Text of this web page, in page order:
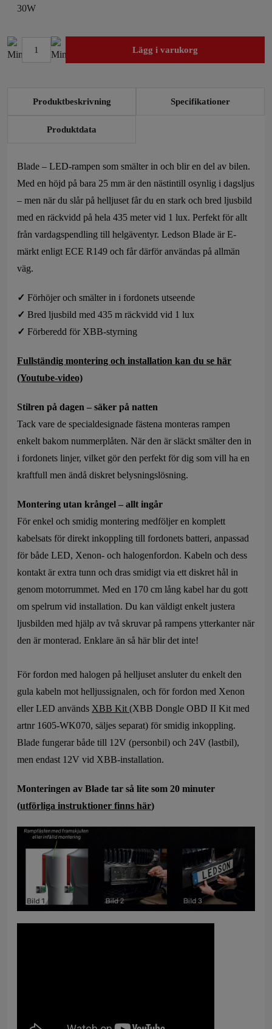
Blade
Lägg i varukorg
Produktbeskrivning Specifikationer
Produktdata
Blade – LED-rampen som smälter in och blir en del av bilen.
Med en höjd på bara 25 mm är den nästintill osynlig i dagsljus
– men när du slår på helljuset får du en stark och bred ljusbild
med en räckvidd på hela 435 meter vid 1 lux. Perfekt för allt
från vardagspendling till helgäventyr. Ledson Blade är E-
märkt enligt ECE R149 och får därför användas på allmän
väg.
✓ Förhöjer och smälter in i fordonets utseende
✓ Bred ljusbild med 435 m räckvidd vid 1 lux
✓ Förberedd för XBB-styrning
Fullständig montering och installation kan du se här
(Youtube-video)
Stilren på dagen – säker på natten
Tack vare de specialdesignade fästena monteras rampen
enkelt bakom nummerplåten. När den är släckt smälter den in
i fordonets linjer, vilket gör den perfekt för dig som vill ha en
kraftfull men ändå diskret belysningslösning.
Montering utan krångel – allt ingår
För enkel och smidig montering medföljer en komplett
kabelsats för direkt inkoppling till fordonets batteri, anpassad
för både LED, Xenon- och halogenfordon. Kabeln och dess
kontakt är extra tunn och dras smidigt via ett diskret hål in
genom motorrummet. Med en 170 cm lång kabel har du gott
om spelrum vid installation. Du kan väldigt enkelt justera
ljusbilden med hjälp av två skruvar på rampens ytterkanter när
den är monterad. Enklare än så här blir det inte!
För fordon med halogen på helljuset ansluter du enkelt den
gula kabeln mot helljussignalen, och för fordon med Xenon
eller LED används XBB Kit (XBB Dongle OBD II Kit med
artnr 1605-WK070, säljes separat) för smidig inkoppling.
Blade fungerar både till 12V (personbil) och 24V (lastbil),
men endast 12V vid XBB-installation.
Monteringen av Blade tar så lite som 20 minuter
(utförliga instruktioner finns här)